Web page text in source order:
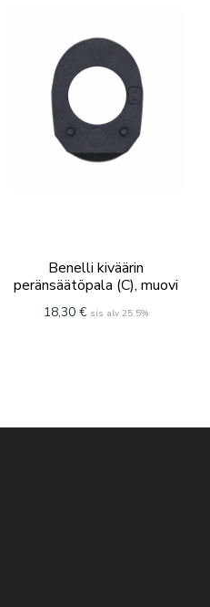
Benelli kiväärin
peränsäätöpala (C), muovi
18,30 € sis alv 25.5%